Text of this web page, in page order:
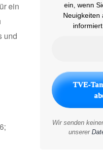
ein
und
ein, wenn
Neuigkeiten
Wir senden
unserer